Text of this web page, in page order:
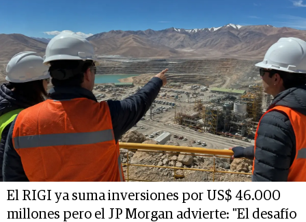
El RIGI ya suma inversiones por US$ 46.000
millones pero el JP Morgan advierte: "El desafío